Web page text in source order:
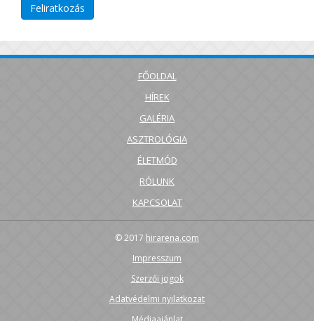
FŐOLDAL
HÍREK
GALÉRIA
ASZTROLÓGIA
ÉLETMÓD
RÓLUNK
KAPCSOLAT
© 2017 hirarena.com
Impresszum
Szerzői jogok
Adatvédelmi nyilatkozat